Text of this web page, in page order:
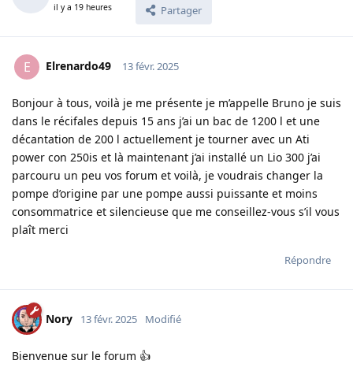
il y a 19 heures Partager
E Elrenardo49 13 févr. 2025
Bonjour à tous, voilà je me présente je m’appelle Bruno je suis
dans le récifales depuis 15 ans j’ai un bac de 1200 l et une
décantation de 200 l actuellement je tourner avec un Ati
power con 250is et là maintenant j’ai installé un Lio 300 j’ai
parcouru un peu vos forum et voilà, je voudrais changer la
pompe d’origine par une pompe aussi puissante et moins
consommatrice et silencieuse que me conseillez-vous s’il vous
plaît merci
Répondre
Nory 13 févr. 2025 Modifié
Bienvenue sur le forum 👍